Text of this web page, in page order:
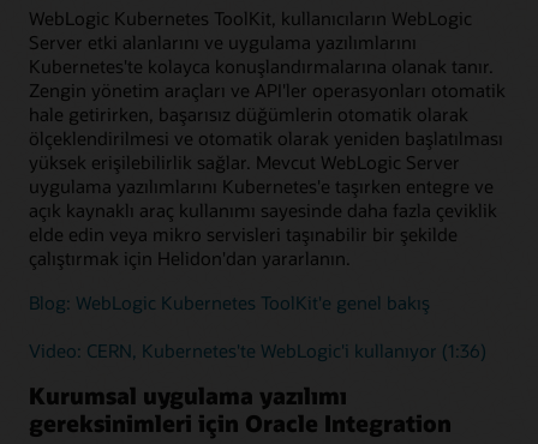
WebLogic Kubernetes ToolKit, kullanıcıların WebLogic
Server etki alanlarını ve uygulama yazılımlarını
Kubernetes'te kolayca konuşlandırmalarına olanak tanır.
Zengin yönetim araçları ve API'ler operasyonları otomatik
hale getirirken, başarısız düğümlerin otomatik olarak
ölçeklendirilmesi ve otomatik olarak yeniden başlatılması
yüksek erişilebilirlik sağlar. Mevcut WebLogic Server
uygulama yazılımlarını Kubernetes'e taşırken entegre ve
açık kaynaklı araç kullanımı sayesinde daha fazla çeviklik
elde edin veya mikro servisleri taşınabilir bir şekilde
çalıştırmak için Helidon'dan yararlanın.
Blog: WebLogic Kubernetes ToolKit'e genel bakış
Video: CERN, Kubernetes'te WebLogic'i kullanıyor (1:36)
Kurumsal uygulama yazılımı
gereksinimleri için Oracle Integration